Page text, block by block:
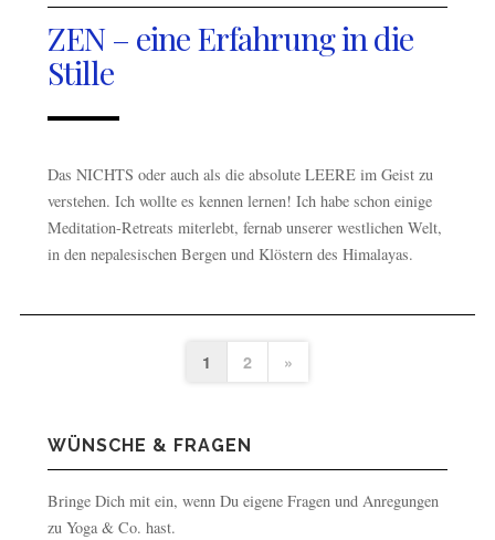
ZEN – eine Erfahrung in die
Stille
Das NICHTS oder auch als die absolute LEERE im Geist zu
verstehen. Ich wollte es kennen lernen! Ich habe schon einige
Meditation-Retreats miterlebt, fernab unserer westlichen Welt,
in den nepalesischen Bergen und Klöstern des Himalayas.
1 2 »
WÜNSCHE & FRAGEN
Bringe Dich mit ein, wenn Du eigene Fragen und Anregungen
zu Yoga & Co. hast.